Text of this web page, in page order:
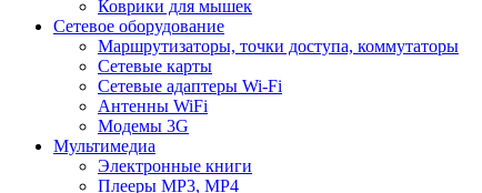
Коврики для мышек
Сетевое оборудование
Маршрутизаторы, точки доступа, коммутаторы
Сетевые карты
Сетевые адаптеры Wi-Fi
Антенны WiFi
Модемы 3G
Мультимедиа
Электронные книги
Плееры MP3, MP4